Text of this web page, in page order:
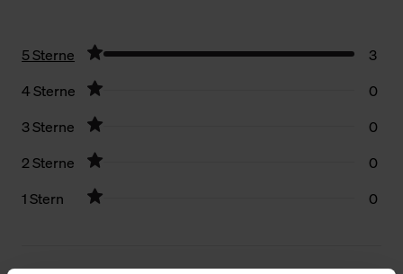
5 Sterne
3
4 Sterne
0
3 Sterne
0
2 Sterne
0
1 Stern
0